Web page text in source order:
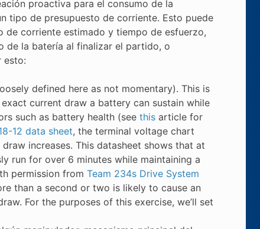
proactiva para el consumo de la
tipo de presupuesto de corriente. Esto puede
de corriente estimado y tiempo de esfuerzo,
de la batería al finalizar el partido, o
esto:
defined here as not momentary). This is
current draw a battery can sustain while
such as battery health (see thisarticle for
12 data sheet, the terminal voltage chart
increases. This datasheet shows that at
run for over 6 minutes while maintaining a
permission from Team 234s Drive System
than a second or two is likely to cause an
For the purposes of this exercise, we’ll set